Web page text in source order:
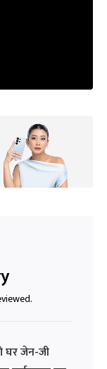
घर जेन-जी